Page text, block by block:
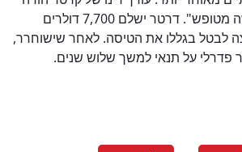
כי אכן מדובר ב"מעשה מטופש". דרטר ישלם 7,700 דולרים
לבטל בגללו את הטיסה. לאחר שישוחרר,
פדרלי על תנאי למשך שלוש שנים.